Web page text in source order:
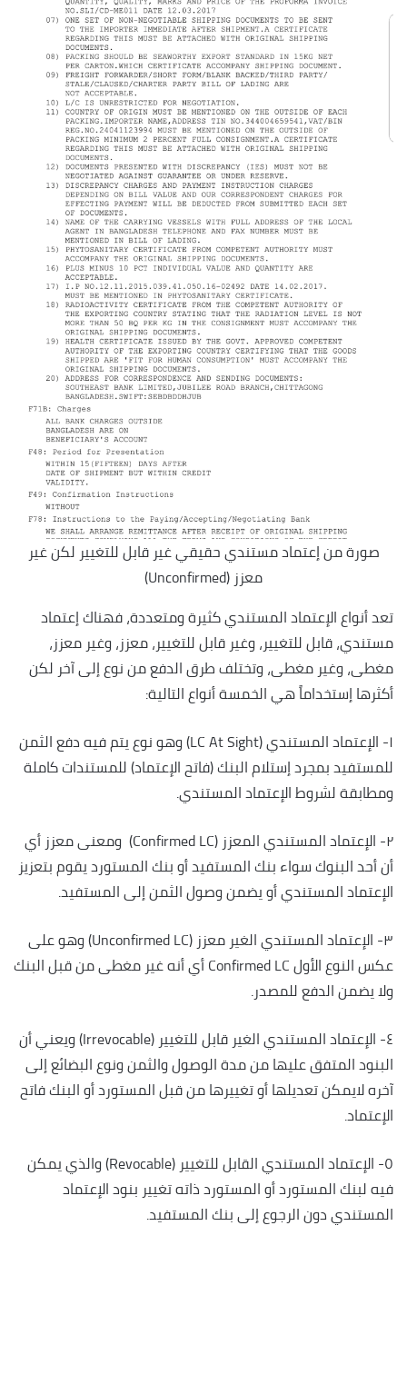
صورة من إعتماد مستندي حقيقي غير قابل للتغيير لكن غير
معزز (Unconfirmed)
تعد أنواع الإعتماد المستندي كثيرة ومتعددة، فهناك إعتماد
مستندي، قابل للتغيير، وغير قابل للتغيير، معزز، وغير معزز،
مغطى، وغير مغطى، وتختلف طرق الدفع من نوع إلى آخر لكن
أكثرها إستخداماً هي الخمسة أنواع التالية:
١- الإعتماد المستندي (LC At Sight) وهو نوع يتم فيه دفع الثمن
للمستفيد بمجرد إستلام البنك (فاتح الإعتماد) للمستندات كاملة
ومطابقة لشروط الإعتماد المستندي.
٢- الإعتماد المستندي المعزز (Confirmed LC) ومعنى معزز أي
أن أحد البنوك سواء بنك المستفيد أو بنك المستورد يقوم بتعزيز
الإعتماد المستندي أو يضمن وصول الثمن إلى المستفيد.
٣- الإعتماد المستندي الغير معزز (Unconfirmed LC) وهو على
عكس النوع الأول Confirmed LC أي أنه غير مغطى من قبل البنك
ولا يضمن الدفع للمصدر.
٤- الإعتماد المستندي الغير قابل للتغيير (Irrevocable) ويعني أن
البنود المتفق عليها من مدة الوصول والثمن ونوع البضائع إلى
آخره لايمكن تعديلها أو تغييرها من قبل المستورد أو البنك فاتح
الإعتماد.
٥- الإعتماد المستندي القابل للتغيير (Revocable) والذي يمكن
فيه لبنك المستورد أو المستورد ذاته تغيير بنود الإعتماد
المستندي دون الرجوع إلى بنك المستفيد.